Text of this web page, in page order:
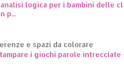
logica per i bambini delle
p...
e spazi da colorare
i giochi parole